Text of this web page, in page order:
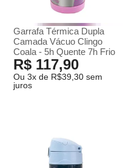
Garrafa Térmica Dupla
Camada Vácuo Clingo
Coala - 5h Quente 7h Frio
R$ 117,90
Ou 3x de R$39,30 sem
juros